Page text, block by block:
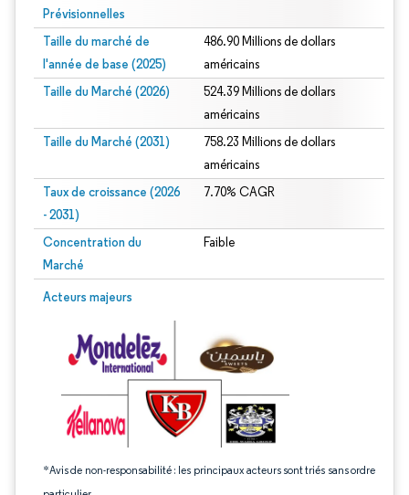
Prévisionnelles
Taille du marché de
l'année de base (2025)
486.90 Millions de dollars
américains
Taille du Marché (2026)
524.39 Millions de dollars
américains
Taille du Marché (2031)
758.23 Millions de dollars
américains
Taux de croissance (2026
- 2031)
7.70% CAGR
Concentration du
Marché
Faible
Acteurs majeurs
*Avis de non-responsabilité : les principaux acteurs sont triés sans ordre
Image © Mordor Intelligence. La réutilisation nécessite une attribution sous CC